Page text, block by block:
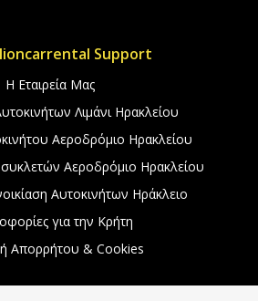
Support
Η Εταιρεία Μας
Λιμάνι Ηρακλείου
Αεροδρόμιο Ηρακλείου
Αεροδρόμιο Ηρακλείου
Αυτοκινήτων Ηράκλειο
για την Κρήτη
Απορρήτου & Cookies